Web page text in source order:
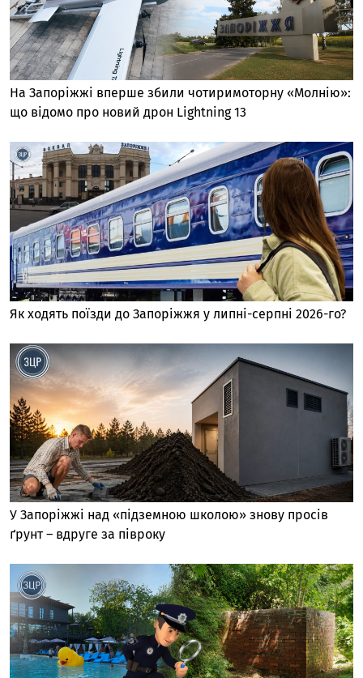
На Запоріжжі вперше збили чотиримоторну «Молнію»:
що відомо про новий дрон Lightning 13
Як ходять поїзди до Запоріжжя у липні-серпні 2026-го?
У Запоріжжі над «підземною школою» знову просів
ґрунт – вдруге за півроку